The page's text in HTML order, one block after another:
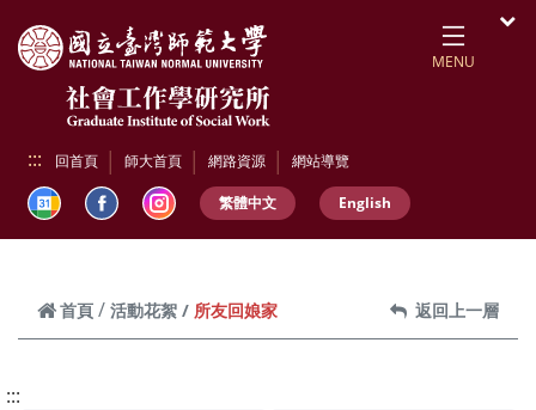
MENU
::: 回首頁 師大首頁 網路資源 網站導覽
繁體中文 English
首頁 活動花絮 所友回娘家 返回上一層
:::